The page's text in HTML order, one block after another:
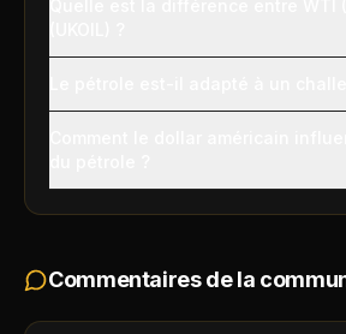
Commentaires de la